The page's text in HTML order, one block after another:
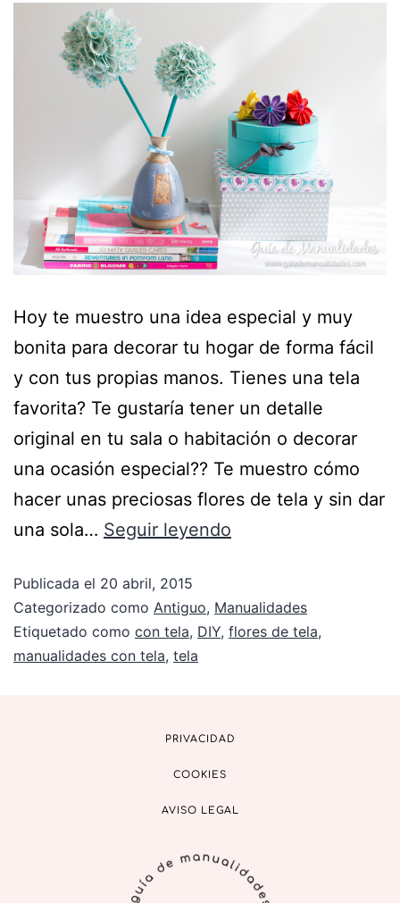
Hoy te muestro una idea especial y muy
bonita para decorar tu hogar de forma fácil
y con tus propias manos. Tienes una tela
favorita? Te gustaría tener un detalle
original en tu sala o habitación o decorar
una ocasión especial?? Te muestro cómo
hacer unas preciosas flores de tela y sin dar
una sola… Seguir leyendo
Publicada el 20 abril, 2015
Categorizado como Antiguo, Manualidades
Etiquetado como con tela, DIY, flores de tela,
manualidades con tela, tela
PRIVACIDAD
COOKIES
AVISO LEGAL